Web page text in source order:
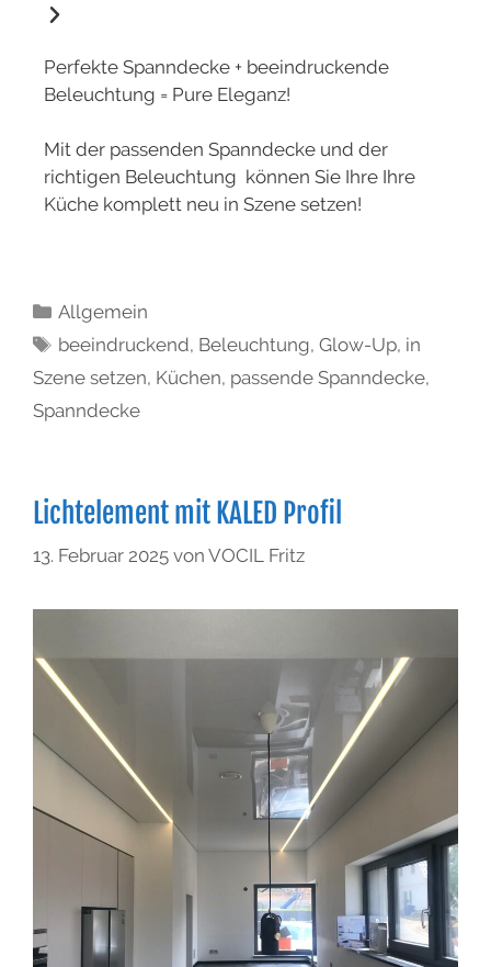
Perfekte Spanndecke + beeindruckende
Beleuchtung = Pure Eleganz!
Mit der passenden Spanndecke und der
richtigen Beleuchtung können Sie Ihre Ihre
Küche komplett neu in Szene setzen!
Allgemein
beeindruckend, Beleuchtung,Glow-Up, in
Szene setzen, Küchen, passende Spanndecke,
Spanndecke
Lichtelement mit KALED Profil
13. Februar 2025 von VOCIL Fritz